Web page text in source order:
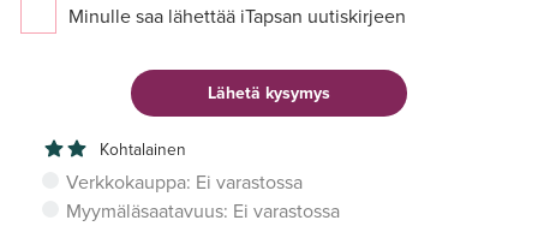
Minulle saa lähettää iTapsan uutiskirjeen
Kohtalainen
Verkkokauppa: Ei varastossa
Myymäläsaatavuus: Ei varastossa